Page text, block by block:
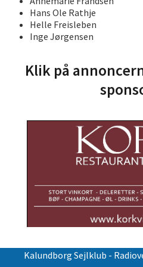
Hans Ole Rathje
Helle Freisleben
Inge Jørgensen
Klik på
Kalundborg Sejlklub -